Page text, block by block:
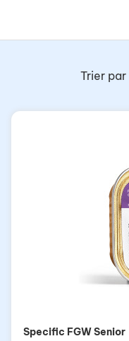
Trier par
Specific FGW Senior